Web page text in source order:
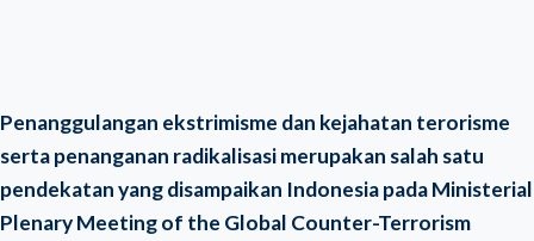
Penanggulangan ekstrimisme dan kejahatan terorisme
serta penanganan radikalisasi merupakan salah satu
pendekatan yang disampaikan Indonesia pada Ministerial
Plenary Meeting of the Global Counter-Terrorism